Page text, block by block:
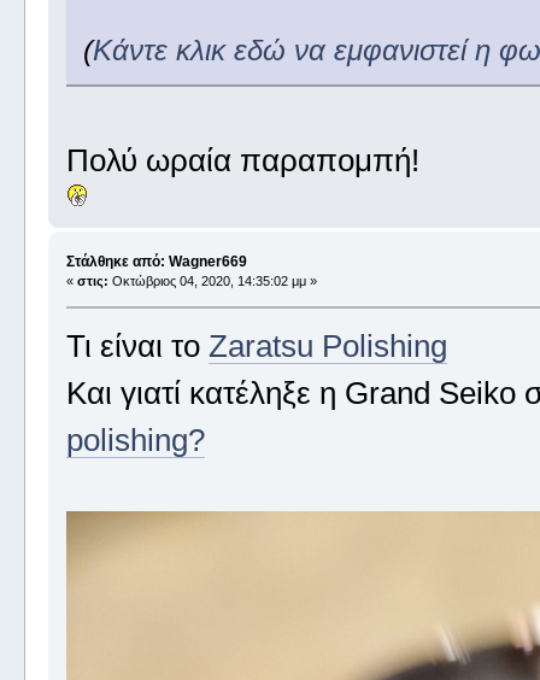
(Κάντε κλικ εδώ να εμφανιστεί η
Πολύ ωραία παραπομπή!
Στάλθηκε από: Wagner669
« στις: Οκτώβριος 04, 2020, 14:35:02 μμ »
Τι είναι το Zaratsu Polishing
Και γιατί κατέληξε η Grand Seiko
polishing?